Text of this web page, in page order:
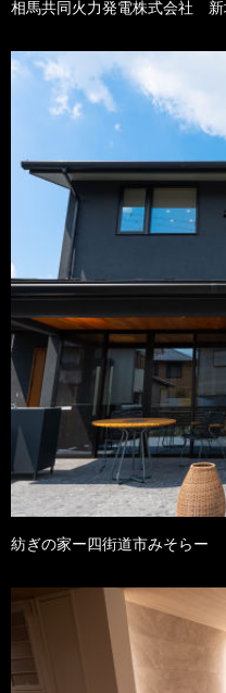
相馬共同火力発電株式会社
紡ぎの家ー四街道市みそらー